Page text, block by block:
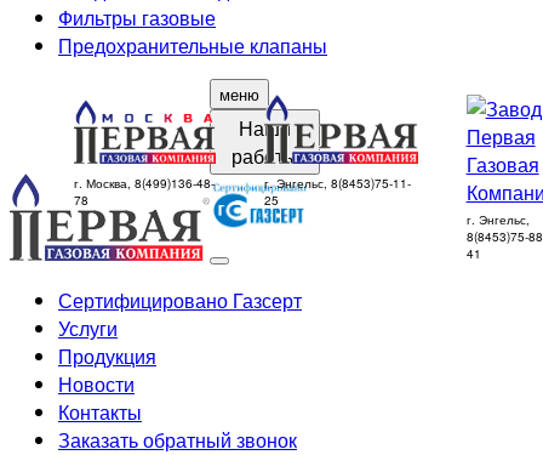
Фильтры газовые
Предохранительные клапаны
меню
Наши
работы
г. Москва, 8(499)136-48-
78
г. Энгельс, 8(8453)75-11-
25
г. Энгельс,
8(8453)75-
41
Сертифицировано Газсерт
Услуги
Продукция
Новости
Контакты
Заказать обратный звонок